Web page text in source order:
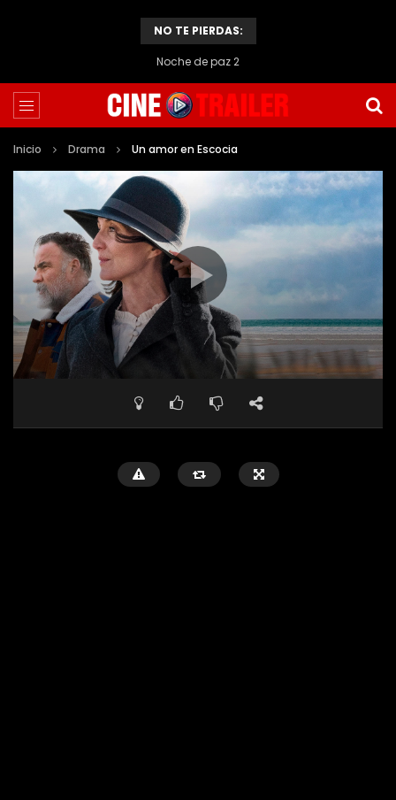
NO TE PIERDAS:
Noche de paz 2
Inicio Drama Un amor en Escocia